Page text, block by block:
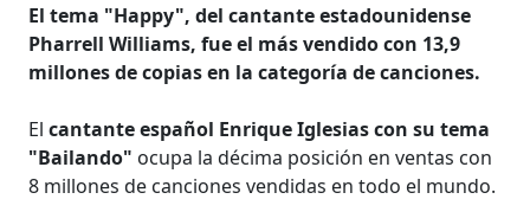
El tema "Happy", del cantante estadounidense
Pharrell Williams, fue el más vendido con 13,9
millones de copias en la categoría de canciones.
Elcantante español Enrique Iglesias con su tema
"Bailando" ocupa la décima posición en ventas con
8 millones de canciones vendidas en todo el mundo.